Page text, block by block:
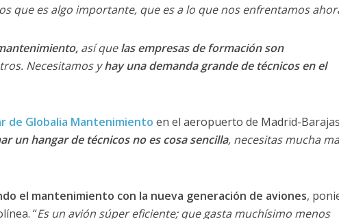
que es algo importante, que es a lo que nos enfrentamos
así quelas empresas de formación son
Necesitamos yhay una demanda grande de técnicos en el
de Globalia Mantenimiento en el aeropuerto de Madrid-
un hangar de técnicos no es cosa sencilla, necesitas mucha
el mantenimiento con la nueva generación de aviones,
“Es un avión súper eficiente; que gasta muchísimo menos